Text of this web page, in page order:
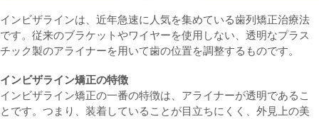
インビザラインは、近年急速に人気を集めている歯列矯正治療法
です。従来のブラケットやワイヤーを使用しない、透明なプラス
チック製のアライナーを用いて歯の位置を調整するものです。
インビザライン矯正の特徴
インビザライン矯正の一番の特徴は、アライナーが透明であるこ
とです。つまり、装着していることが目立ちにくく、外見上の美